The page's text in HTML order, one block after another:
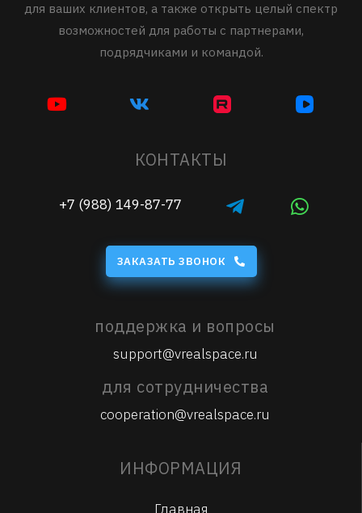
для ваших клиентов, а также открыть целый спектр
возможностей для работы с партнерами,
подрядчиками и командой.
КОНТАКТЫ
+7 (988) 149-87-77
ЗАКАЗАТЬ ЗВОНОК
поддержка и вопросы
support@vrealspace.ru
для сотрудничества
cooperation@vrealspace.ru
ИНФОРМАЦИЯ
Главная